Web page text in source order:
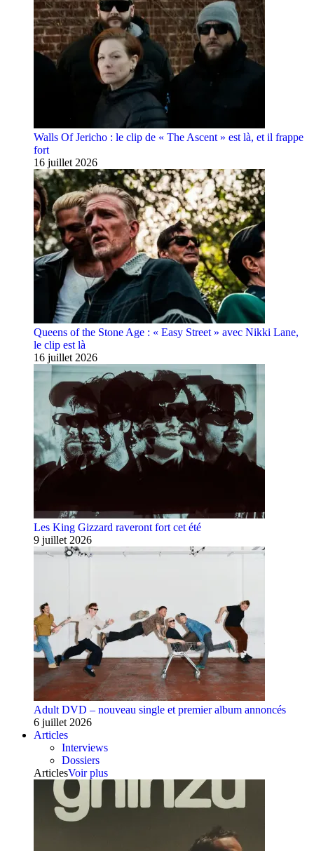
Walls Of Jericho : le clip de « The Ascent » est là, et il frappe
fort
16 juillet 2026
Queens of the Stone Age : « Easy Street » avec Nikki Lane,
le clip est là
16 juillet 2026
Les King Gizzard raveront fort cet été
9 juillet 2026
Adult DVD – nouveau single et premier album annoncés
6 juillet 2026
Articles
Interviews
Dossiers
ArticlesVoir plus